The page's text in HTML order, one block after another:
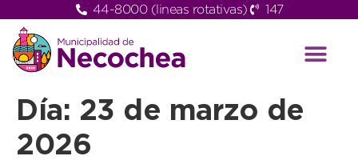
44-8000 (lineas rotativas) 147
Día: 23 de marzo de
2026